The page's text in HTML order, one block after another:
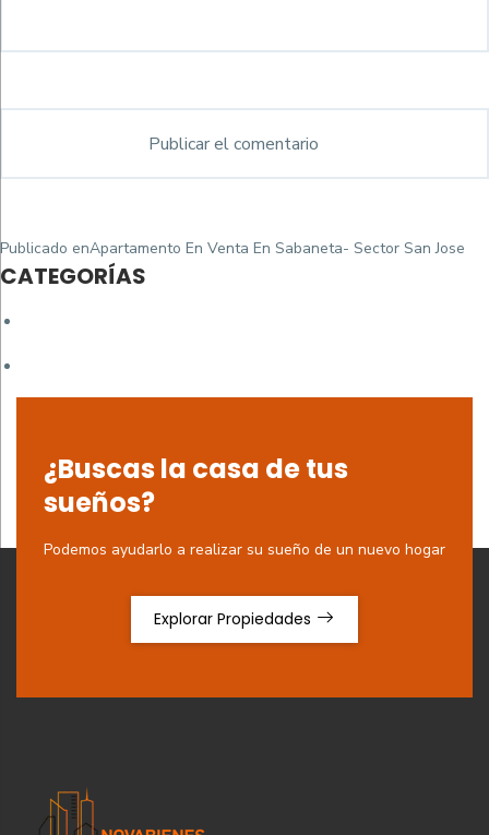
Navegación
de
Publicado enApartamento En Venta En Sabaneta- Sector San Jose
CATEGORÍAS
¿Buscas la casa de tus
sueños?
Podemos ayudarlo a realizar su sueño de un nuevo hogar
Explorar Propiedades